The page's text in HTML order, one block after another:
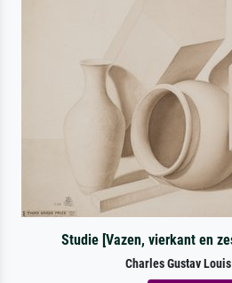
Studie [Vazen, vierkant en
Charles Gustav